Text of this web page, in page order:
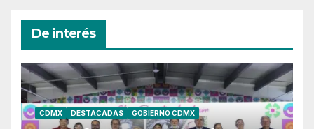
De interés
CDMX DESTACADAS GOBIERNO CDMX